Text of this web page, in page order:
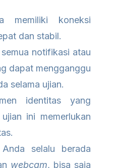
memiliki koneksi
dan stabil.
notifikasi atau
dapat mengganggu
selama ujian.
identitas yang
ini memerlukan
selalu berada
webcam, bisa saja